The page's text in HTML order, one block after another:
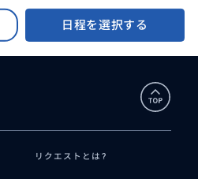
日程を選択する
莫高窟、玉門関など観光付き＆昼食夕食
付＆専属日本語ガイドと専用車付）
リクエストとは?